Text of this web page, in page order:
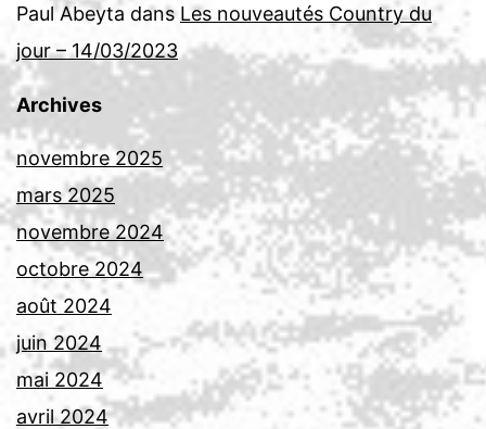
Paul Abeyta dans Les nouveautés Country du
jour – 14/03/2023
Archives
novembre 2025
mars 2025
novembre 2024
octobre 2024
août 2024
juin 2024
mai 2024
avril 2024